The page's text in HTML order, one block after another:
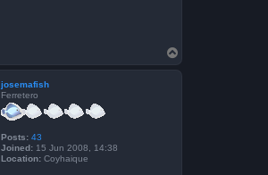
o
p
josemafish
Ferretero
Posts: 43
Joined: 15 Jun 2008, 14:38
Location: Coyhaique